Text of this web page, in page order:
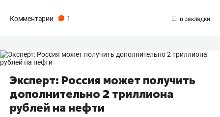
Комментарии 1
Эксперт: Россия может получить
дополнительно 2 триллиона
рублей на нефти